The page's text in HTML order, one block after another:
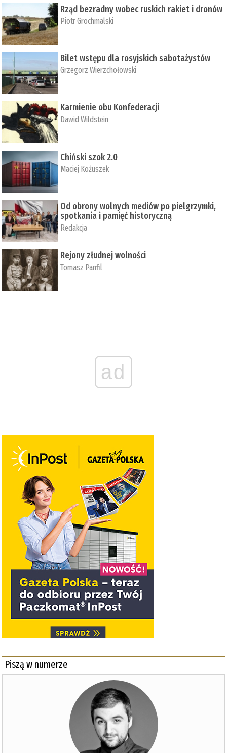
Rząd bezradny wobec ruskich rakiet i dronów
Piotr Grochmalski
Bilet wstępu dla rosyjskich sabotażystów
Grzegorz Wierzchołowski
Karmienie obu Konfederacji
Dawid Wildstein
Chiński szok 2.0
Maciej Kożuszek
Od obrony wolnych mediów po pielgrzymki,
spotkania i pamięć historyczną
Redakcja
Rejony złudnej wolności
Tomasz Panfil
ad
Piszą w numerze